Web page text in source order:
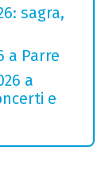
sagra,
a Parre
a
e